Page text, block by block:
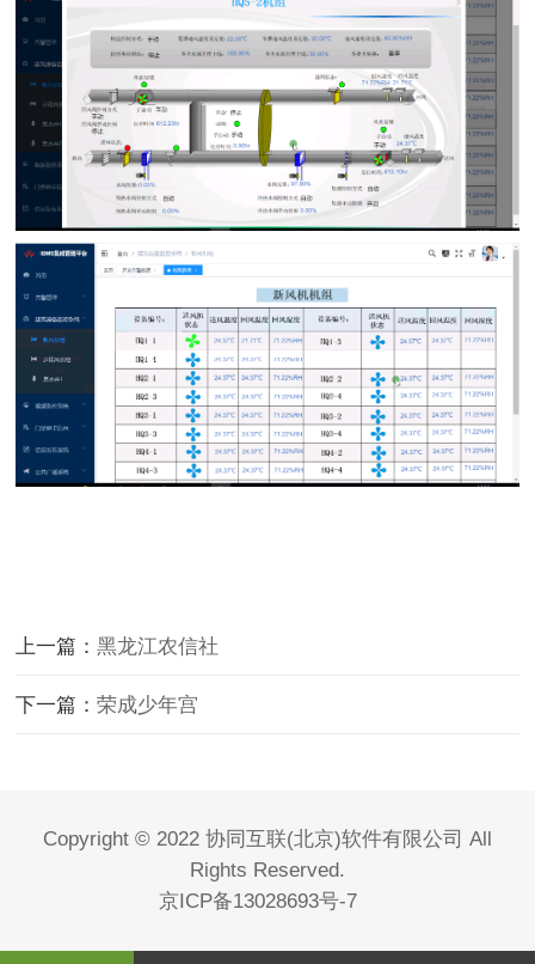
上一篇：黑龙江农信社
下一篇：荣成少年宫
Copyright © 2022 协同互联(北京)软件有限公司 All
Rights Reserved.
京ICP备13028693号-7